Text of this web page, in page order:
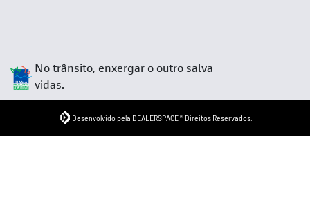
No trânsito, enxergar o outro salva
vidas.
Desenvolvido pela DEALERSPACE ® Direitos Reservados.